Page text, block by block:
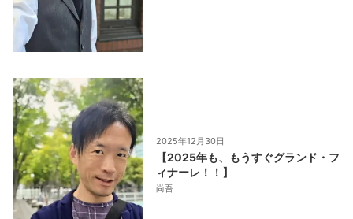
2025年12月30日
【2025年も、もうすぐグランド・フ
ィナーレ！！】
尚吾